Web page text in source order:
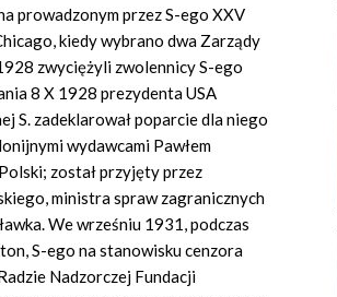
prowadzonym przez S-ego XXV
kiedy wybrano dwa Zarządy
zwyciężyli zwolennicy S-ego
8 X 1928 prezydenta USA
S. zadeklarował poparcie dla niego
wydawcami Pawłem
został przyjęty przez
ministra spraw zagranicznych
We wrześniu 1931, podczas
S-ego na stanowisku cenzora
Nadzorczej Fundacji